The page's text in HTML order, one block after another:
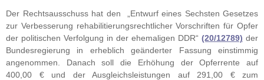
Der Rechtsausschuss hat den „Entwurf eines Sechsten Gesetzes
zur Verbesserung rehabilitierungsrechtlicher Vorschriften für Opfer
der politischen Verfolgung in der ehemaligen DDR“ (20/12789) der
Bundesregierung in erheblich geänderter Fassung einstimmig
angenommen. Danach soll die Erhöhung der Opferrente auf
400,00 € und der Ausgleichsleistungen auf 291,00 € zum